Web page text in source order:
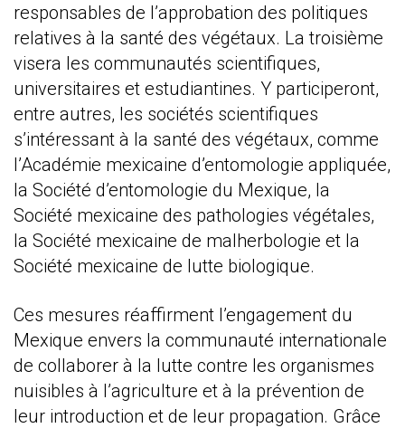
responsables de l’approbation des politiques
relatives à la santé des végétaux. La troisième
visera les communautés scientifiques,
universitaires et estudiantines. Y participeront,
entre autres, les sociétés scientifiques
s’intéressant à la santé des végétaux, comme
l’Académie mexicaine d’entomologie appliquée,
la Société d’entomologie du Mexique, la
Société mexicaine des pathologies végétales,
la Société mexicaine de malherbologie et la
Société mexicaine de lutte biologique.
Ces mesures réaffirment l’engagement du
Mexique envers la communauté internationale
de collaborer à la lutte contre les organismes
nuisibles à l’agriculture et à la prévention de
leur introduction et de leur propagation. Grâce